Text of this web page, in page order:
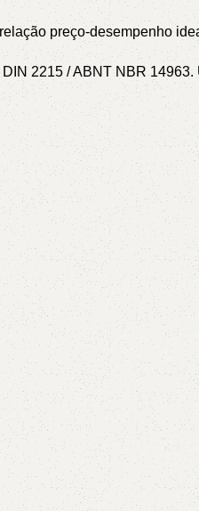
preço-desempenho
2215 / ABNT NBR 14963.